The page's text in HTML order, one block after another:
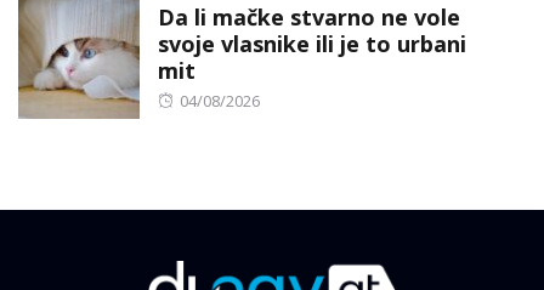
Da li mačke stvarno ne vole
svoje vlasnike ili je to urbani
mit
Posted
04/08/2026